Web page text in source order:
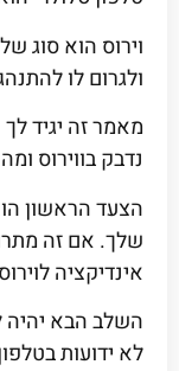
וירוס הוא סוג
ולגרום לו
מאמר זה יגיד
נדבק בווירוס
הצעד הראשון
שלך. אם זה
אינדיקציה
השלב הבא יהיה
לא ידועות